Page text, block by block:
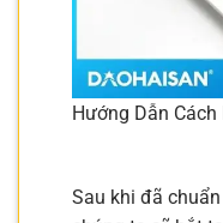
Hướng Dẫn
Sau khi đã